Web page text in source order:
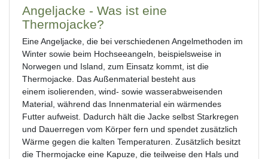
Angeljacke - Was ist eine
Thermojacke?
Eine Angeljacke, die bei verschiedenen Angelmethoden im
Winter sowie beim Hochseeangeln, beispielsweise in
Norwegen und Island, zum Einsatz kommt, ist die
Thermojacke. Das Außenmaterial besteht aus
einem isolierenden, wind- sowie wasserabweisenden
Material, während das Innenmaterial ein wärmendes
Futter aufweist. Dadurch hält die Jacke selbst Starkregen
und Dauerregen vom Körper fern und spendet zusätzlich
Wärme gegen die kalten Temperaturen. Zusätzlich besitzt
die Thermojacke eine Kapuze, die teilweise den Hals und